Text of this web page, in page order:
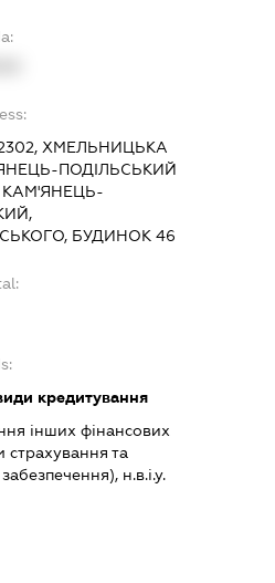
ХМЕЛЬНИЦЬКА
ПОДІЛЬСЬКИЙ
КАМ'ЯНЕЦЬ-
БУДИНОК 46
кредитування
інших фінансових
страхування та
н.в.і.у.